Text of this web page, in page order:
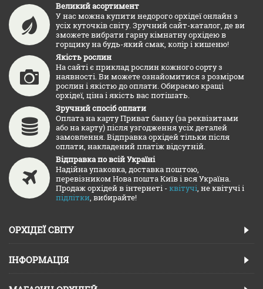
Великий асортимент
У нас можна купити недорого орхідеї онлайн з
усіх куточків світу. Зручний сайт-каталог, де ви
зможете вибрати гарну кімнатну орхідею в
горщику на будь-який смак, колір і кишеню!
Якість рослин
На сайті є приклад рослин кожного сорту з
наявності. Ви можете ознайомитися з розміром
рослин і якістю до оплати. Обираємо кращі
орхідеї, ціна і якість вас потішать.
Зручний спосіб оплати
Оплата на карту Приват банку (за реквізитами
або на карту) після узгодження усіх деталей
замовлення. Відправка орхідей тільки після
оплати, накладений платіж відсутній.
Відправка по всій Україні
Надійна упаковка, доставка поштою,
перевізником Нова пошта Київ і вся Україна.
Продаж орхідей в інтернеті - квітучі, не квітучі і
підлітки, вибирайте!
ОРХІДЕЇ СВІТУ
ІНФОРМАЦІЯ